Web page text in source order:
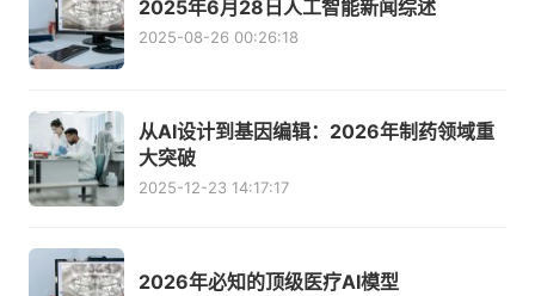
2025年6月28日人工智能新闻综述
2025-08-26 00:26:18
从AI设计到基因编辑：2026年制药领域重
大突破
2025-12-23 14:17:17
2026年必知的顶级医疗AI模型